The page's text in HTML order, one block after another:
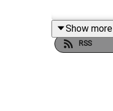
Show more
RSS